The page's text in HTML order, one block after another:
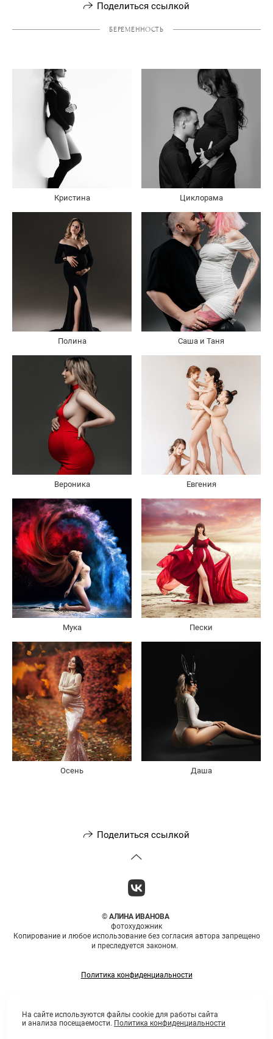
Поделиться ссылкой
БЕРЕМЕННОСТЬ
Кристина Циклорама
Полина Саша и Таня
Вероника Евгения
Мука Пески
Осень Даша
Поделиться ссылкой
© АЛИНА ИВАНОВА
фотохудожник
Копирование и любое использование без согласия автора запрещено
и преследуется законом.
Политика конфиденциальности
На сайте используются файлы cookie для работы сайта
и анализа посещаемости. Политика конфиденциальности